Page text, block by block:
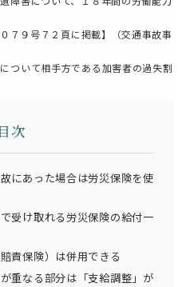
７９号７２頁に掲載】（交通事故事
ついて相手方である加害者の過失割
目次
にあった場合は労災保険を使
受け取れる労災保険の給付一
責保険）は併用できる
重なる部分は「支給調整」が